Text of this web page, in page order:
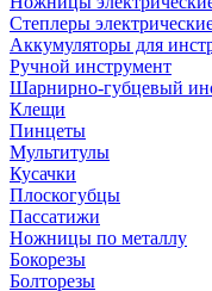
Степлеры
Аккумуляторы для
Ручной инструмент
Шарнирно-губцевый
Клещи
Пинцеты
Мультитулы
Кусачки
Плоскогубцы
Пассатижи
Ножницы по металлу
Бокорезы
Болторезы